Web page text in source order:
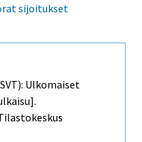
sijoitukset
Ulkomaiset